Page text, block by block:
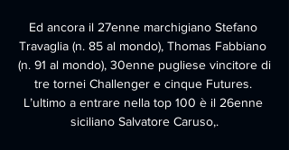
Ed ancora il 27enne marchigiano Stefano
Travaglia (n. 85 al mondo), Thomas Fabbiano
(n. 91 al mondo), 30enne pugliese vincitore di
tre tornei Challenger e cinque Futures.
L’ultimo a entrare nella top 100 è il 26enne
siciliano Salvatore Caruso,.